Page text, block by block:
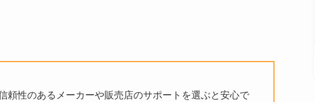
頼性のあるメーカーや販売店のサポートを選ぶと安心で